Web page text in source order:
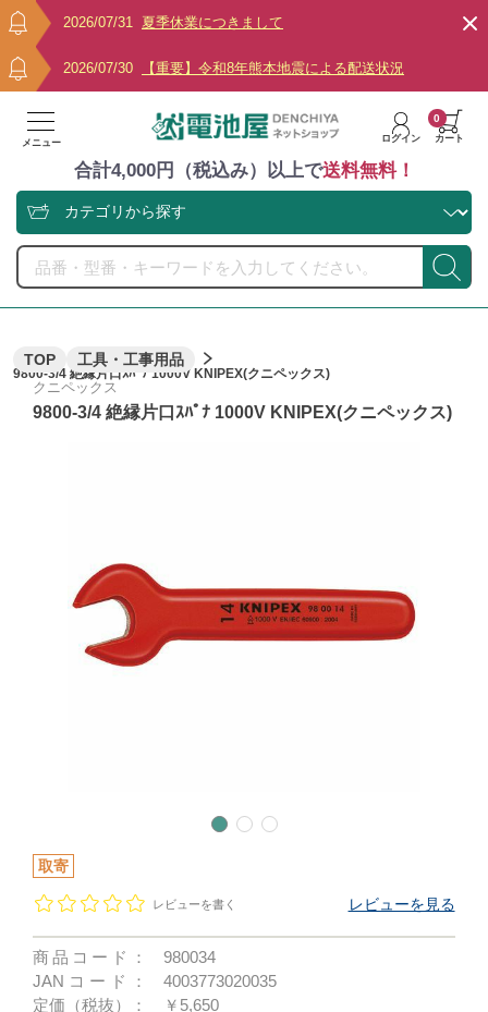
2026/07/31 夏季休業につきまして
2026/07/30 【重要】令和8年熊本地震による配送状況
メニュー ログイン カート
0
合計4,000円（税込み）以上で送料無料！
TOP 工具・工事用品
9800-3/4 絶縁片口ｽﾊﾟﾅ 1000V KNIPEX(クニペックス)
クニペックス
9800-3/4 絶縁片口ｽﾊﾟﾅ 1000V KNIPEX(クニペックス)
取寄
レビューを書く レビューを見る
商品コード：
980034
JANコード：
4003773020035
定価（税抜）：
￥5,650